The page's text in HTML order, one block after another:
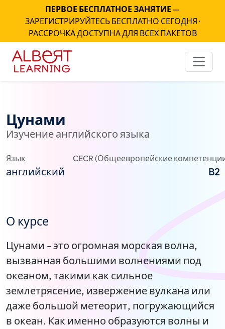
ПЕРВОЕ БЕСПЛАТНОЕ ЗАНЯТИЕ —
ЗАРЕГИСТРИРУЙТЕСЬ БЕСПЛАТНО СЕГОДНЯ ·
РАССРОЧКА ДОСТУПНА ДЛЯ ВСЕХ ПАКЕТОВ
Цунами
Изучение английского языка
Язык
английский
CECR (Общеевропейские
B2
О курсе
Цунами - это огромная морская волна,
вызванная большими волнениями под
океаном, такими как сильное
землетрясение, извержение вулкана или
даже большой метеорит, погружающийся
в океан. Как именно образуются волны и